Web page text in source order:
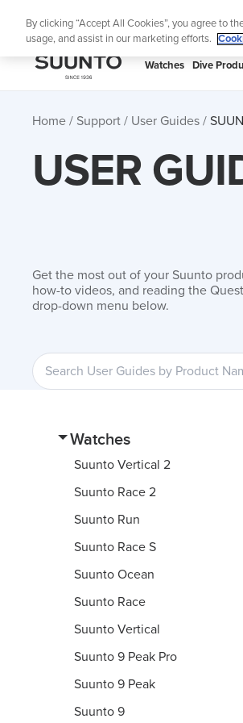
SUUNTO
Watches Dive
Home Support User Guides
USER
Get the most out of your Suunto
how-to videos, and reading the
drop-down menu below.
Watches
Suunto Vertical 2
Suunto Race 2
Suunto Run
Suunto Race S
Suunto Ocean
Suunto Race
Suunto Vertical
Suunto 9 Peak Pro
Suunto 9 Peak
Suunto 9
By clicking “Accept All Cookies”, you agree to
usage, and assist in our marketing efforts.